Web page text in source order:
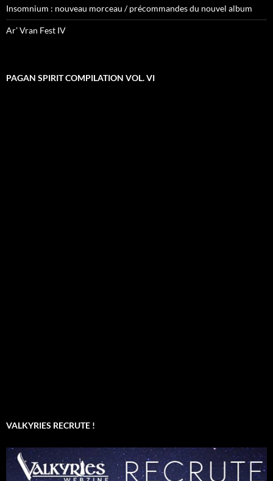
Insomnium : nouveau morceau / précommandes du nouvel album
Ar’ Vran Fest IV
PAGAN SPIRIT COMPILATION VOL. VI
VALKYRIES RECRUTE !